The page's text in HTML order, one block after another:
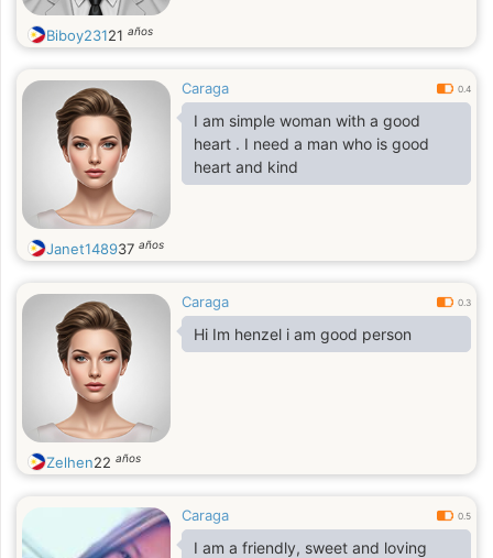
Biboy23121 años
Caraga 0.4
I am simple woman with a good
heart . I need a man who is good
heart and kind
Janet148937 años
Caraga 0.3
Hi Im henzel i am good person
Zelhen22 años
Caraga 0.5
I am a friendly, sweet and loving